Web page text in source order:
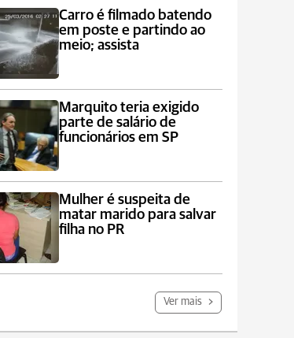
Carro é filmado batendo
em poste e partindo ao
meio; assista
Marquito teria exigido
parte de salário de
funcionários em SP
Mulher é suspeita de
matar marido para salvar
filha no PR
Ver mais